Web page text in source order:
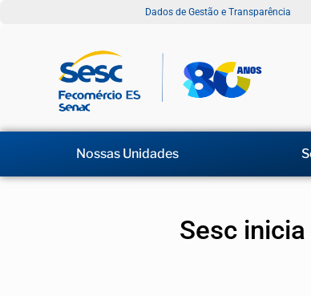
Dados de Gestão e Transparência
Nossas Unidades
Sesc